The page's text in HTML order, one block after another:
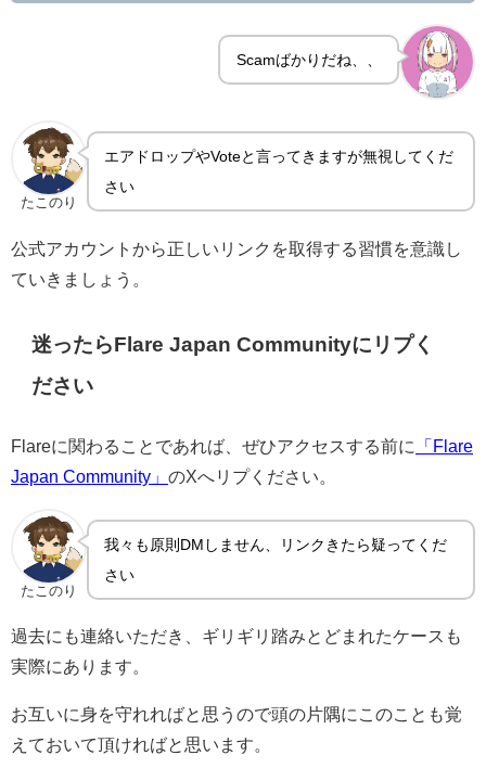
Scamばかりだね、、
たこのり
エアドロップやVoteと言ってきますが無視してくだ
さい
公式アカウントから正しいリンクを取得する習慣を意識し
ていきましょう。
迷ったらFlare Japan Communityにリプく
ださい
Flareに関わることであれば、ぜひアクセスする前に
「Flare
Japan Community」 のXへリプください。
たこのり
我々も原則DMしません、リンクきたら疑ってくだ
さい
過去にも連絡いただき、ギリギリ踏みとどまれたケースも
実際にあります。
お互いに身を守れればと思うので頭の片隅にこのことも覚
えておいて頂ければと思います。